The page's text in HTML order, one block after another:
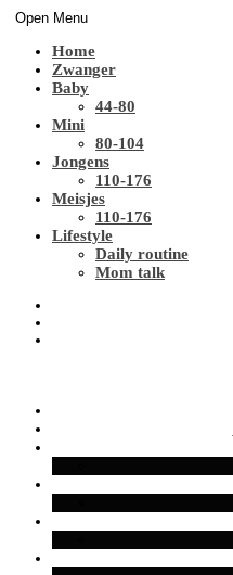
Open Menu
Home
Zwanger
Baby
44-80
Mini
80-104
Jongens
110-176
Meisjes
110-176
Lifestyle
Daily routine
Mom talk